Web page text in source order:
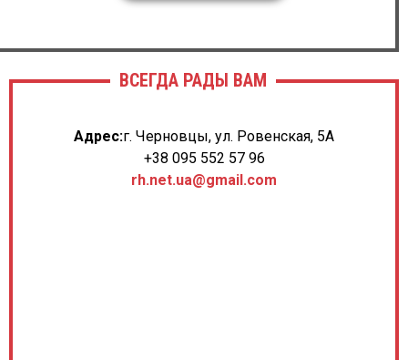
ВСЕГДА РАДЫ ВАМ
Адрес:г. Черновцы, ул. Ровенская, 5А
+38 095 552 57 96
rh.net.ua@gmail.com